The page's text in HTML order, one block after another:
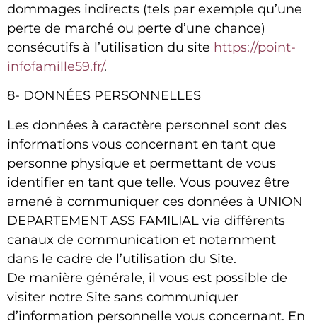
dommages indirects (tels par exemple qu’une
perte de marché ou perte d’une chance)
consécutifs à l’utilisation du site https://point-
infofamille59.fr/.
8- DONNÉES PERSONNELLES
Les données à caractère personnel sont des
informations vous concernant en tant que
personne physique et permettant de vous
identifier en tant que telle. Vous pouvez être
amené à communiquer ces données à UNION
DEPARTEMENT ASS FAMILIAL via différents
canaux de communication et notamment
dans le cadre de l’utilisation du Site.
De manière générale, il vous est possible de
visiter notre Site sans communiquer
d’information personnelle vous concernant. En